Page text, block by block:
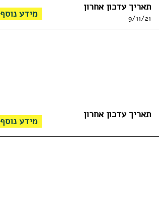
מידע נוסף
תאריך עדכון אחרון
9/11/21
מידע נוסף
תאריך עדכון אחרון